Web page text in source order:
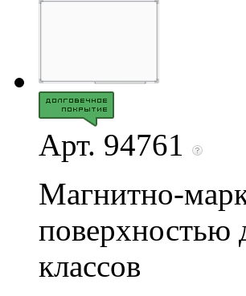
Арт. 94761
Магнитно-
поверхностью
классов